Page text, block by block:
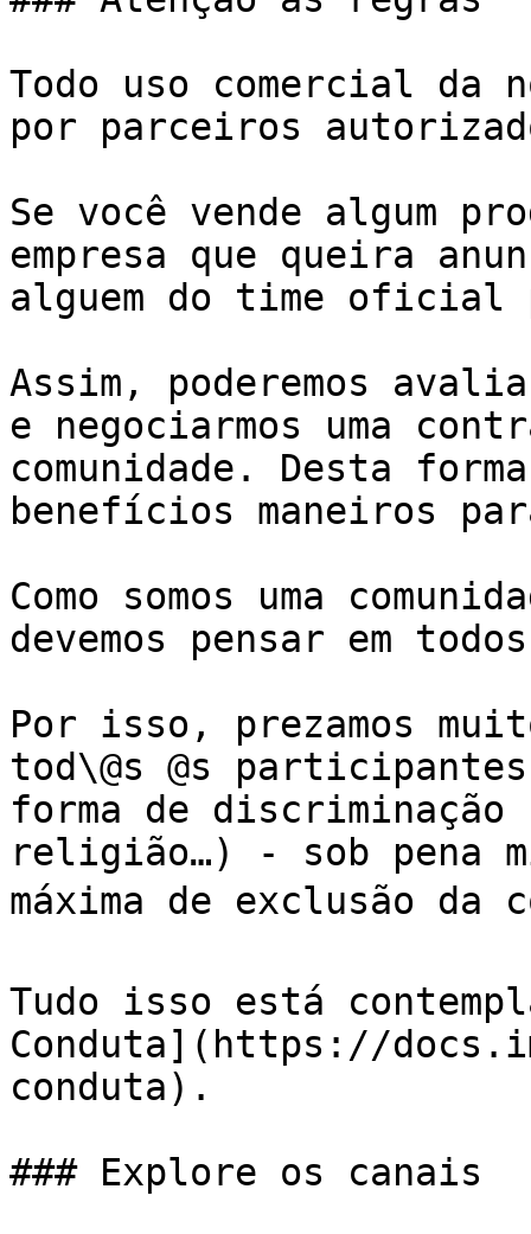
Todo uso comercial da
por parceiros
Se você vende algum
empresa que queira
alguem do time
Assim, poderemos
e negociarmos uma
comunidade. Desta
benefícios maneiros
Como somos uma
devemos pensar em
Por isso, prezamos
tod\@s @s
forma de
religião…) - sob pena
máxima de exclusão da
Tudo isso está
Conduta](https://
conduta).
### Explore os canais